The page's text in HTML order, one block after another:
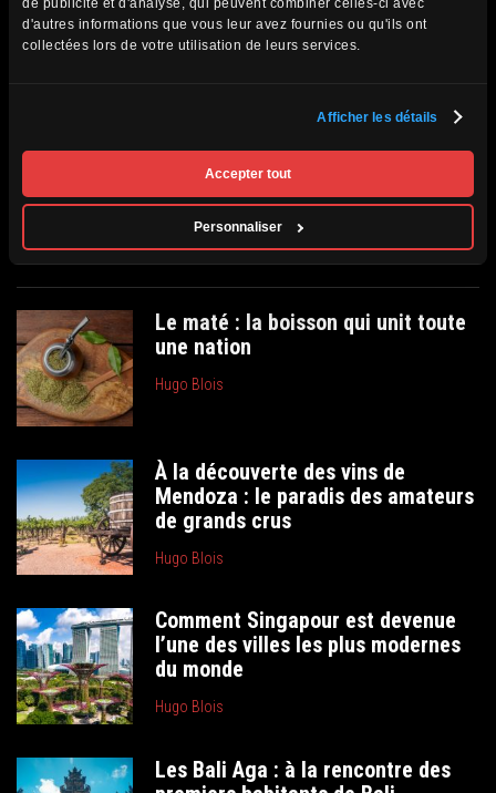
d'autres informations que vous leur avez fournies ou qu'ils ont
collectées lors de votre utilisation de leurs services.
Afficher les détails
Accepter tout
Personnaliser
rencontres avec les Aborigènes eux-mêmes, des visites
de sites culturels ou des expériences culturelles
promet une aventure enrichissante et mémorable. Une
expérience que vous pourriez vivre grâce à notre voyage :
https://www.passionmonde.com/circuits/passion-
australie-et-nouvelle-zelande/
Les incontournables à consulter
Le maté : la boisson qui unit toute
une nation
Hugo Blois
À la découverte des vins de
Mendoza : le paradis des amateurs
de grands crus
Hugo Blois
Comment Singapour est devenue
l’une des villes les plus modernes
du monde
Hugo Blois
Les Bali Aga : à la rencontre des